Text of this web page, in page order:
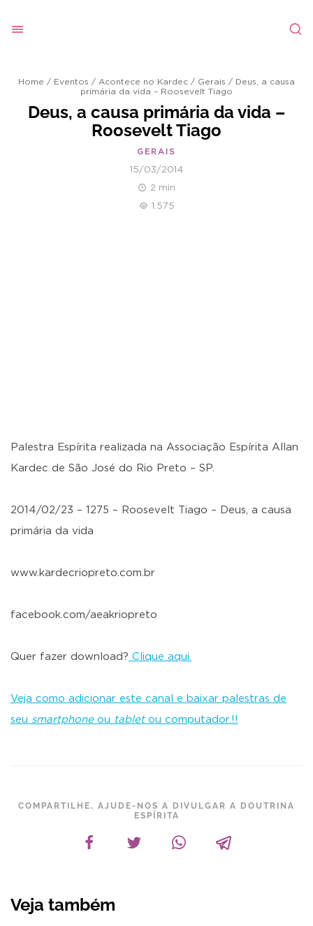
Home / Eventos / Acontece no Kardec / Gerais / Deus, a causa
primária da vida – Roosevelt Tiago
Deus, a causa primária da vida –
Roosevelt Tiago
GERAIS
15/03/2014
2 min
1.575
Palestra Espírita realizada na Associação Espírita Allan
Kardec de São José do Rio Preto – SP.
2014/02/23 – 1275 – Roosevelt Tiago – Deus, a causa
primária da vida
www.kardecriopreto.com.br
facebook.com/aeakriopreto
Quer fazer download? Clique aqui.
Veja como adicionar este canal e baixar palestras de
seu smartphoneou tabletou computador.!!
COMPARTILHE, AJUDE-NOS A DIVULGAR A DOUTRINA
ESPÍRITA
Veja também